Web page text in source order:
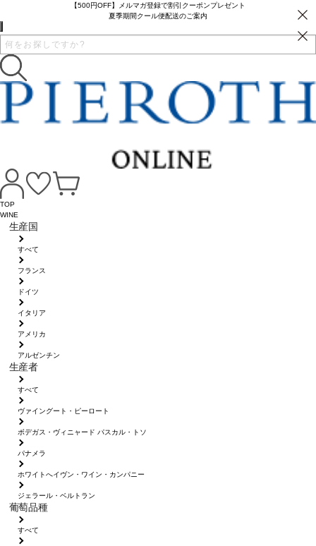
【500円OFF】メルマガ登録で割引クーポンプレゼント
夏季期間クール便配送のご案内
TOP
WINE
生産国
すべて
フランス
ドイツ
イタリア
アメリカ
アルゼンチン
生産者
すべて
ヴァイングート・ピーロート
ボデガス・ヴィニャード パスカル・トソ
パナメラ
ホワイトへイヴン・ワイン・カンパニー
ジェラール・ベルトラン
葡萄品種
すべて